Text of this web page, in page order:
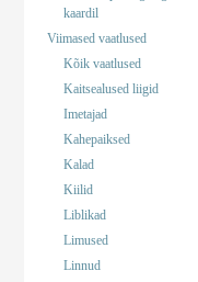
kaardil
Viimased vaatlused
Kõik vaatlused
Kaitsealused liigid
Imetajad
Kahepaiksed
Kalad
Kiilid
Liblikad
Limused
Linnud